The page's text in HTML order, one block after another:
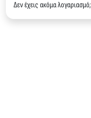
Δεν έχεις ακόμα λογαριασμό;